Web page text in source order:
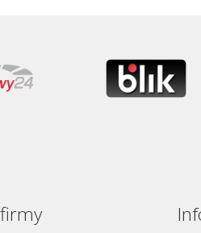
na
stronie
produktu